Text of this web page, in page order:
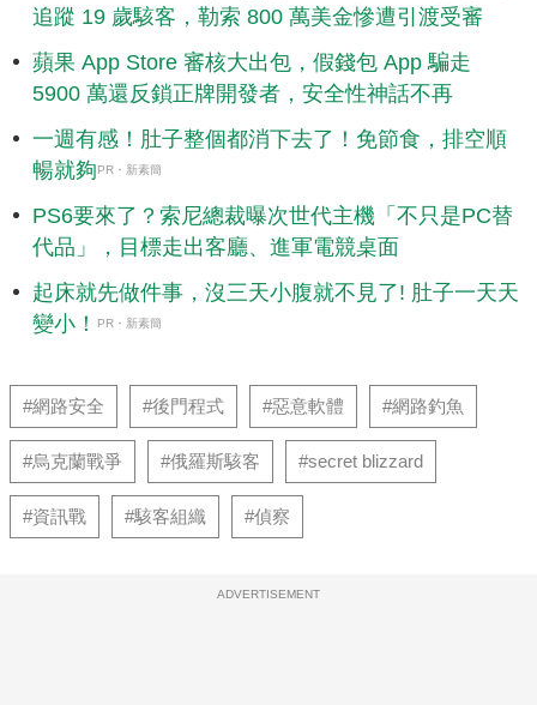
追蹤 19 歲駭客，勒索 800 萬美金慘遭引渡受審
蘋果 App Store 審核大出包，假錢包 App 騙走
5900 萬還反鎖正牌開發者，安全性神話不再
一週有感！肚子整個都消下去了！免節食，排空順
暢就夠PR・新素簡
PS6要來了？索尼總裁曝次世代主機「不只是PC替
代品」，目標走出客廳、進軍電競桌面
起床就先做件事，沒三天小腹就不見了! 肚子一天天
變小！
PR・新素簡
#網路安全 #後門程式 #惡意軟體 #網路釣魚
#烏克蘭戰爭 #俄羅斯駭客 #secret blizzard
#資訊戰 #駭客組織 #偵察
ADVERTISEMENT